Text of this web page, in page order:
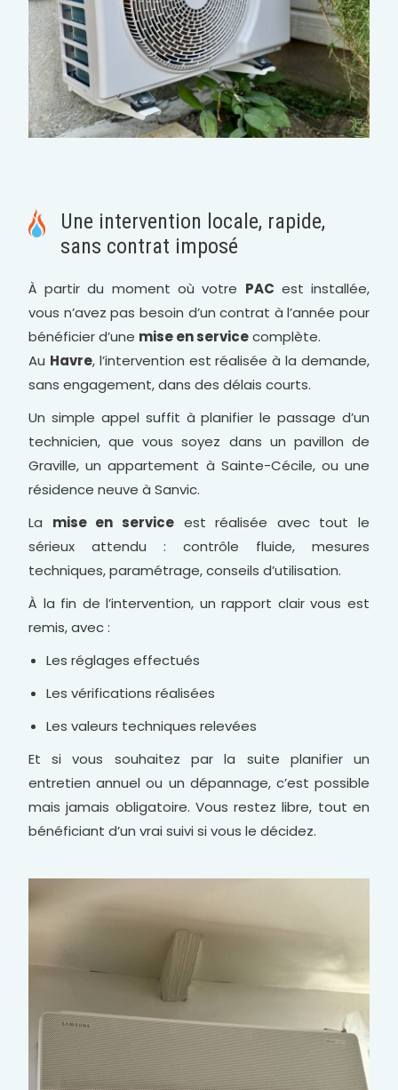
Une intervention locale, rapide,
sans contrat imposé
À partir du moment où votre PAC est installée,
vous n’avez pas besoin d’un contrat à l’année pour
bénéficier d’une mise en servicecomplète.
Au Havre, l’intervention est réalisée à la demande,
sans engagement, dans des délais courts.
Un simple appel suffit à planifier le passage d’un
technicien, que vous soyez dans un pavillon de
Graville, un appartement à Sainte-Cécile, ou une
résidence neuve à Sanvic.
La mise en serviceest réalisée avec tout le
sérieux attendu : contrôle fluide, mesures
techniques, paramétrage, conseils d’utilisation.
À la fin de l’intervention, un rapport clair vous est
remis, avec :
Les réglages effectués
Les vérifications réalisées
Les valeurs techniques relevées
Et si vous souhaitez par la suite planifier un
entretien annuel ou un dépannage, c’est possible
mais jamais obligatoire. Vous restez libre, tout en
bénéficiant d’un vrai suivi si vous le décidez.